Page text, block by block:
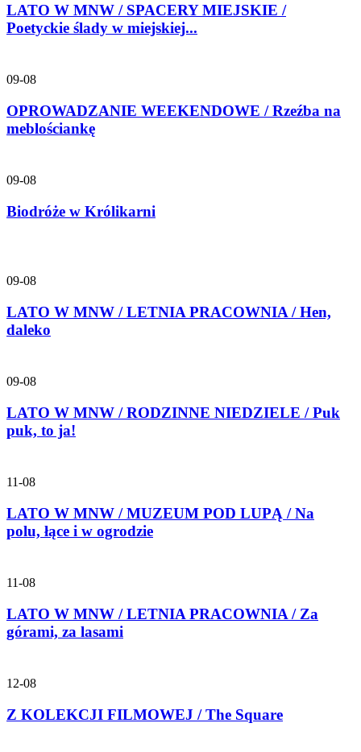
LATO W MNW / SPACERY MIEJSKIE /
Poetyckie ślady w miejskiej...
09-08
OPROWADZANIE WEEKENDOWE / Rzeźba na
meblościankę
09-08
Biodróże w Królikarni
09-08
LATO W MNW / LETNIA PRACOWNIA / Hen,
daleko
09-08
LATO W MNW / RODZINNE NIEDZIELE / Puk
puk, to ja!
11-08
LATO W MNW / MUZEUM POD LUPĄ / Na
polu, łące i w ogrodzie
11-08
LATO W MNW / LETNIA PRACOWNIA / Za
górami, za lasami
12-08
Z KOLEKCJI FILMOWEJ / The Square